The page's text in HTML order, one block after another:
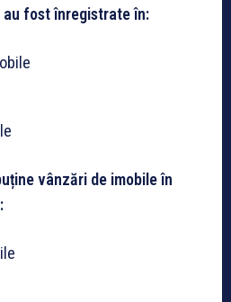
au fost înregistrate în:
vânzări de imobile în